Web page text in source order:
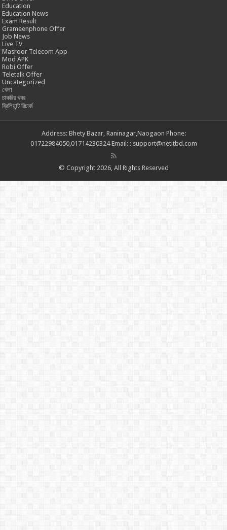
Education
Education News
Exam Result
Grameenphone Offer
Job News
Live TV
Masroor Telecom App
Mod APK
Robi Offer
Teletalk Offer
Uncategorized
খেলা
চাকরির খবর
ব্রিলিয়ান্ট রিচার্জ
Address: Bhety Bazar, Raninagar,Naogaon Phone:
01722984050,01714230324 Email: : support@netitbd.com
© Copyright 2026, All Rights Reserved